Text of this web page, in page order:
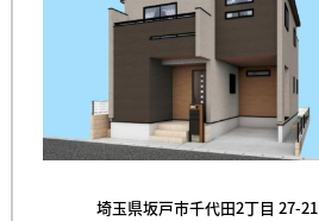
埼玉県坂戸市千代田2丁目 27-21